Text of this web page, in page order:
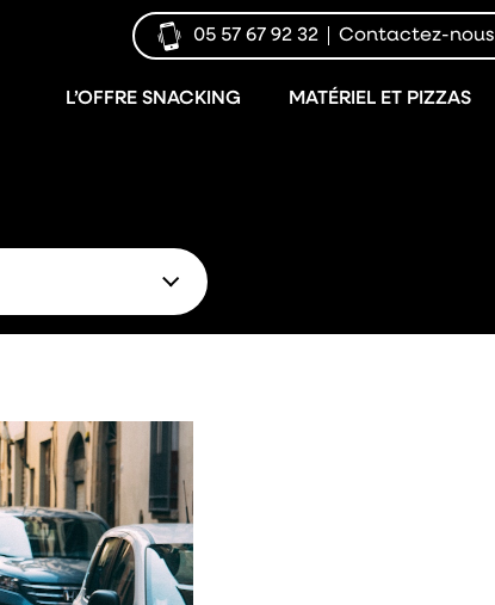
05 57 67 92 32 Contactez-nous
L’OFFRE SNACKING MATÉRIEL ET PIZZAS